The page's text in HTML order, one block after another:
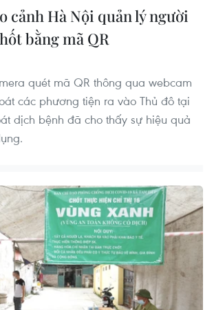
cảnh Hà Nội quản lý người
bằng mã QR
quét mã QR thông qua webcam
các phương tiện ra vào Thủ đô tại
dịch bệnh đã cho thấy sự hiệu quả